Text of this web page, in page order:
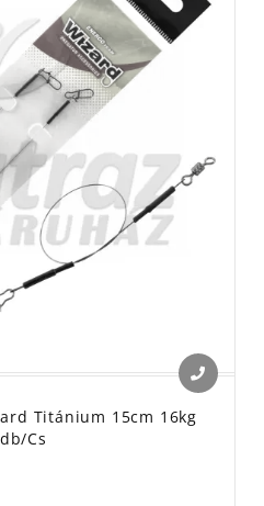
Titánium 15cm 16kg
cs